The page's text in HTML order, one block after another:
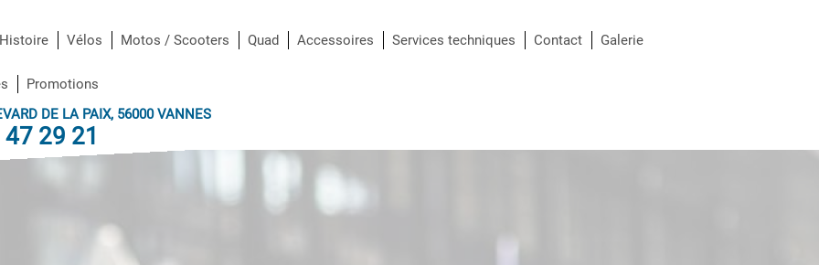
Histoire Vélos Motos / Scooters Quad Accessoires Services techniques Contact Galerie
Promotions
DE LA PAIX, 56000 VANNES
29 21
notre marque de fabrique !